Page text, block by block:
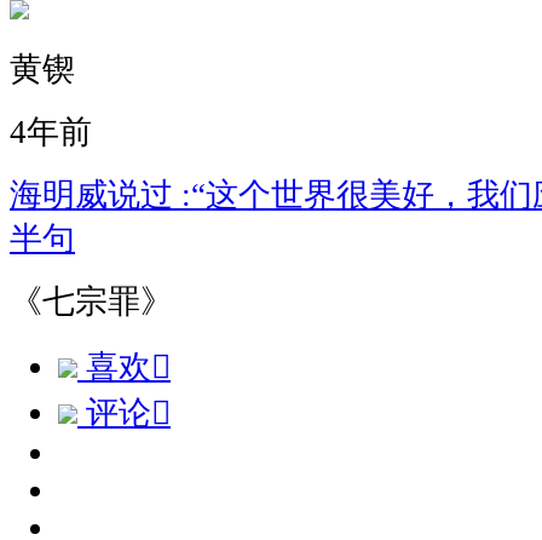
黄锲
4年前
海明威说过 :“这个世界很美好，我
半句
《七宗罪》
喜欢
评论